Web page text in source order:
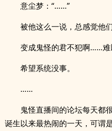
意尘梦：“……”
被他这么一说，总感觉他
变成鬼怪的君不犯啊……难
希望系统没事。
……
鬼怪直播间的论坛每天都
诞生以来最热闹的一天，可谓